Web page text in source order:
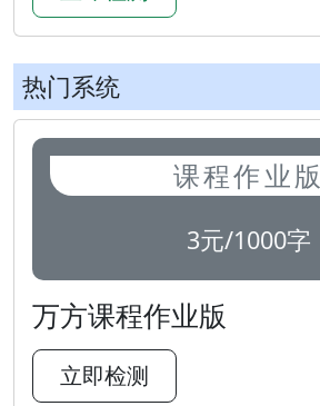
热门系统
课程作业版
3元/1000字
万方课程作业版
立即检测